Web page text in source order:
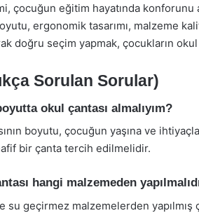
çocuğun eğitim hayatında konforunu
ergonomik tasarımı, malzeme
doğru seçim yapmak, çocukların
Sorulan Sorular)
okul çantası almalıyım?
boyutu, çocuğun yaşına ve
bir çanta tercih edilmelidir.
hangi malzemeden
su geçirmez malzemelerden